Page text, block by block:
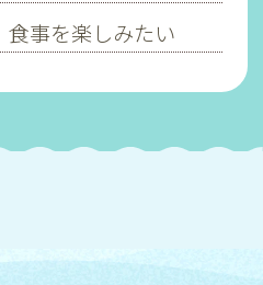
食事を楽しみたい